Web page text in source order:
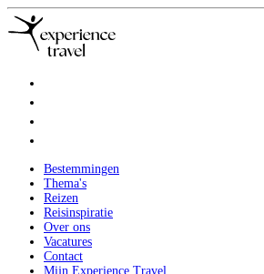
Bestemmingen
Thema's
Reizen
Reisinspiratie
Over ons
Vacatures
Contact
Mijn Experience Travel